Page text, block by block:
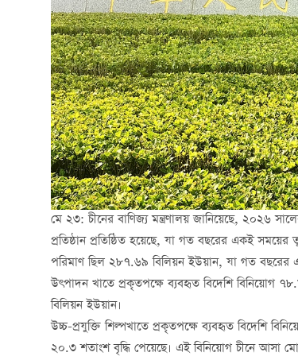
মে ২৩: চীনের বাণিজ্য মন্ত্রণালয় জানিয়েছে, ২০২৬
প্রতিষ্ঠান প্রতিষ্ঠিত হয়েছে, যা গত বছরের একই
পরিমাণ ছিল ২৮৭.৬৯ বিলিয়ন ইউয়ান, যা গত বছরের
উৎপাদন খাতে প্রকৃতপক্ষে ব্যবহৃত বিদেশি বিনিয়োগ
বিলিয়ন ইউয়ান।
উচ্চ-প্রযুক্তি শিল্পখাতে প্রকৃতপক্ষে ব্যবহৃত বিদেশি
২০.৩ শতাংশ বৃদ্ধি পেয়েছে। এই বিনিয়োগ চীনে